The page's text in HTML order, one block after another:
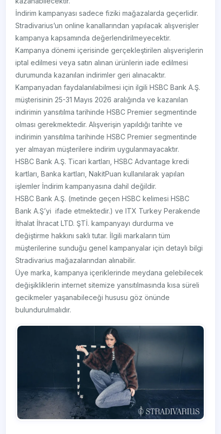
İndirim kampanyası sadece fiziki mağazalarda geçerlidir.
Stradivarius’un online kanallarından yapılacak alışverişler
kampanya kapsamında değerlendirilmeyecektir.
Kampanya dönemi içerisinde gerçekleştirilen alışverişlerin
iptal edilmesi veya satın alınan ürünlerin iade edilmesi
durumunda kazanılan indirimler geri alınacaktır.
Kampanyadan faydalanılabilmesi için ilgili HSBC Bank A.Ş.
müşterisinin 25-31 Mayıs 2026 aralığında ve kazanılan
indirimin yansıtılma tarihinde HSBC Premier segmentinde
olması gerekmektedir. Alışverişin yapıldığı tarihte ve
indirimin yansıtılma tarihinde HSBC Premier segmentinde
yer almayan müşterilere indirim uygulanmayacaktır.
HSBC Bank A.Ş. Ticari kartları, HSBC Advantage kredi
kartları, Banka kartları, NakitPuan kullanılarak yapılan
işlemler İndirim kampanyasına dahil değildir.
HSBC Bank A.Ş. (metinde geçen HSBC kelimesi HSBC
Bank A.Ş’yi ifade etmektedir.) ve ITX Turkey Perakende
İthalat İhracat LTD. ŞTİ. kampanyayı durdurma ve
değiştirme hakkını saklı tutar. İlgili markaların tüm
müşterilerine sunduğu genel kampanyalar için detaylı bilgi
Stradivarius mağazalarından alınabilir.
Üye marka, kampanya içeriklerinde meydana gelebilecek
değişikliklerin internet sitemize yansıtılmasında kısa süreli
gecikmeler yaşanabileceği hususu göz önünde
bulundurulmalıdır.